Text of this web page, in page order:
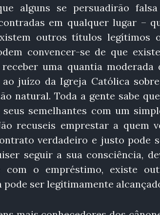
alguns se persuadirão
em qualquer lugar –
outros títulos legítimos
convencer-se de que
uma quantia moderada
juízo da Igreja Católica
natural. Toda a gente sabe
semelhantes com um
recuseis emprestar a quem
verdadeiro e justo pode
seguir a sua consciência,
com o empréstimo, existe
ser legitimamente